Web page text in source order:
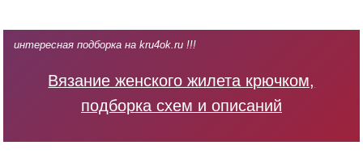
интересная подборка на kru4ok.ru !!!
Вязание женского жилета крючком,
подборка схем и описаний